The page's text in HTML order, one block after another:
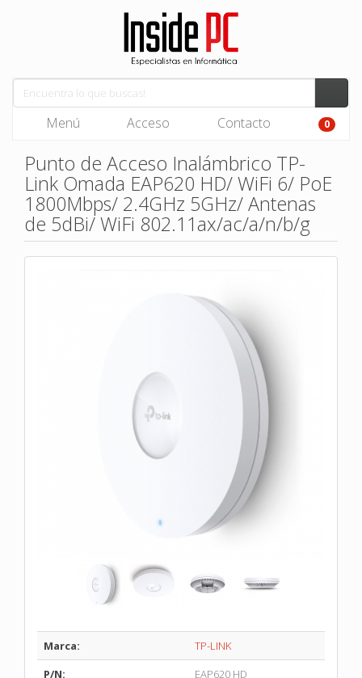
Menú Acceso Contacto 0
Punto de Acceso Inalámbrico TP-
Link Omada EAP620 HD/ WiFi 6/ PoE
1800Mbps/ 2.4GHz 5GHz/ Antenas
de 5dBi/ WiFi 802.11ax/ac/a/n/b/g
Marca:
TP-LINK
P/N:
EAP620 HD